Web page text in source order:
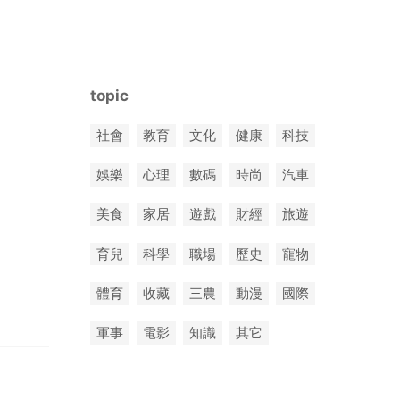
topic
社會 教育 文化 健康 科技
娛樂 心理 數碼 時尚 汽車
美食 家居 遊戲 財經 旅遊
育兒 科學 職場 歷史 寵物
體育 收藏 三農 動漫 國際
軍事 電影 知識 其它